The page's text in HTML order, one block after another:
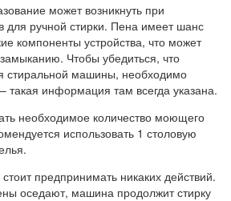
может возникнуть при
для ручной стирки. Пена имеет шанс
компоненты устройства, что может
Чтобы убедиться, что
стиральной машины, необходимо
такая информация там всегда указана.
необходимое количество моющего
использовать 1 столовую
предпринимать никаких действий.
оседают, машина продолжит стирку